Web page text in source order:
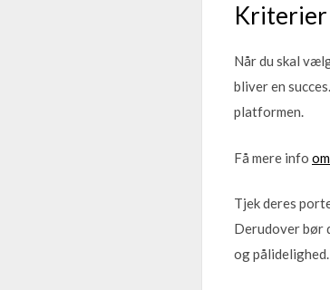
Kriterier
Når du skal
bliver en
platformen.
Få mere info
Tjek deres
Derudover bør
og pålidelighed.